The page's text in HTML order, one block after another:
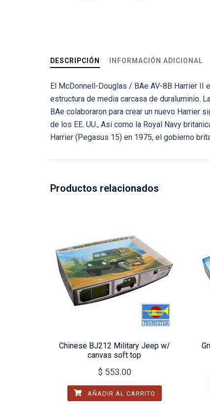
DESCRIPCIÓN INFORMACIÓN ADICIONAL
El McDonnell-Douglas / BAe AV-8B Harrier II
estructura de media carcasa de duraluminio.
BAe colaboraron para crear un nuevo Harrier
de los EE. UU., Asi como la Royal Navy
Harrier (Pegasus 15) en 1975, el gobierno
Productos relacionados
Chinese BJ212 Military Jeep w/
canvas soft top
$ 553.00
AÑADIR AL CARRITO